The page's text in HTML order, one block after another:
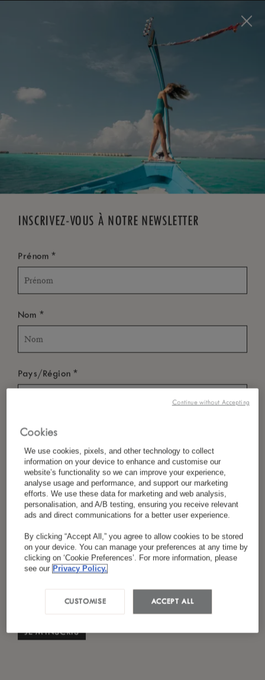
to enhance your experience
and make your visit easier and more comfortable.
RÉSERVEZ MAINTENANT
ANNULATION GRATUITE
INSCRIVEZ-VOUS À NOTRE NEWSLETTER
Prénom*
Nom *
Pays/Région*
Langue Préférée
E-Mail*
J'ai lu et acceptéla politique de confidentialité *
Cookies
We use cookies, pixels, and other technology to collect
information on your device to enhance and customise our
website’s functionality so we can improve your experience,
analyse usage and performance, and support our marketing
efforts. We use these data for marketing and web analysis,
personalisation, and A/B testing, ensuring you receive relevant
ads and direct communications for a better user experience.
By clicking “Accept All,” you agree to allow cookies to be stored
on your device. You can manage your preferences at any time by
clicking on ‘Cookie Preferences’. For more information, please
see our Privacy Policy.
ACCEPT ALL
CUSTOMISE
Continue without Accepting